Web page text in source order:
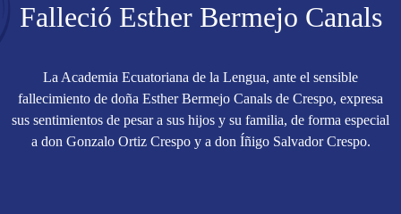
Falleció Esther Bermejo Canals
La Academia Ecuatoriana de la Lengua, ante el sensible
fallecimiento de doña Esther Bermejo Canals de Crespo, expresa
sus sentimientos de pesar a sus hijos y su familia, de forma especial
a don Gonzalo Ortiz Crespo y a don Íñigo Salvador Crespo.